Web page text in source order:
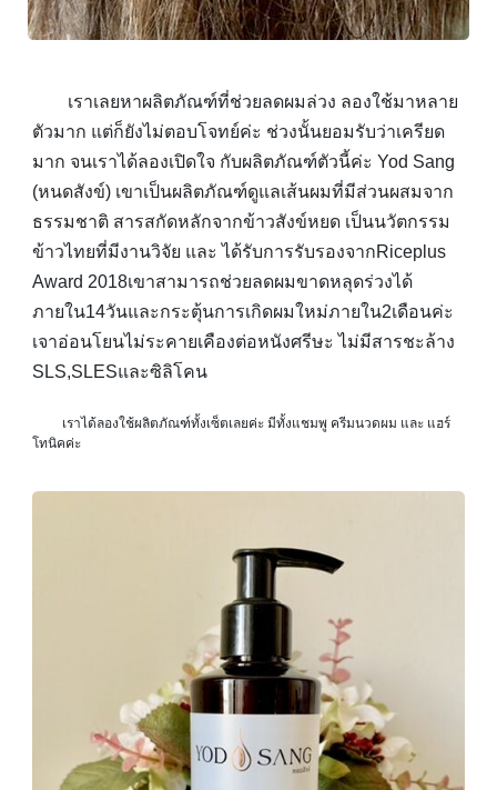
เราเลยหาผลิตภัณฑ์ที่ช่วยลดผมล่วง ลองใช้มาหลาย
ตัวมาก แต่ก็ยังไม่ตอบโจทย์ค่ะ ช่วงนั้นยอมรับว่าเครียด
มาก จนเราได้ลองเปิดใจ กับผลิตภัณฑ์ตัวนี้ค่ะ Yod Sang
(หนดสังข์) เขาเป็นผลิตภัณฑ์ดูแลเส้นผมที่มีส่วนผสมจาก
ธรรมชาติ สารสกัดหลักจากข้าวสังข์หยด เป็นนวัตกรรม
ข้าวไทยที่มีงานวิจัย และ ได้รับการรับรองจากRiceplus
Award 2018เขาสามารถช่วยลดผมขาดหลุดร่วงได้
ภายใน14วันและกระตุ้นการเกิดผมใหม่ภายใน2เดือนค่ะ
เจาอ่อนโยนไม่ระคายเคืองต่อหนังศรีษะ ไม่มีสารชะล้าง
SLS,SLESและซิลิโคน
เราได้ลองใช้ผลิตภัณฑ์ทั้งเซ็ตเลยค่ะ มีทั้งแชมพู ครีมนวดผม และ แฮร์
โทนิคค่ะ